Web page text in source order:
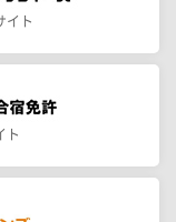
イト
ト